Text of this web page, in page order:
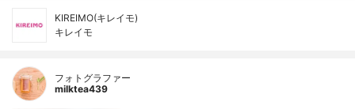
KIREIMO(キレイモ)
キレイモ
フォトグラファー
milktea439